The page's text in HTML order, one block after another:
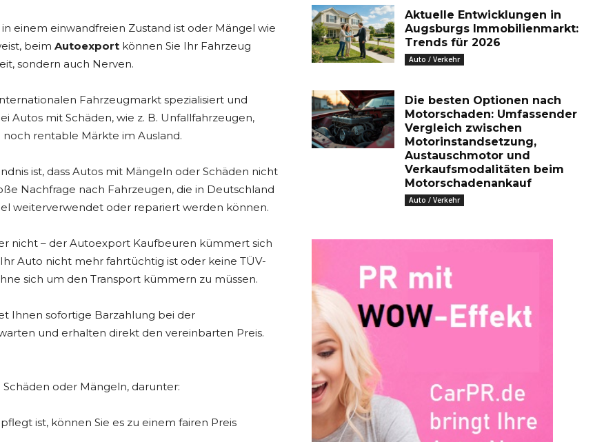
einem einwandfreien Zustand ist oder Mängel wie
beim Autoexport können Sie Ihr Fahrzeug
sondern auch Nerven.
Fahrzeugmarkt spezialisiert und
Autos mit Schäden, wie z. B. Unfallfahrzeugen,
rentable Märkte im Ausland.
ist, dass Autos mit Mängeln oder Schäden nicht
Nachfrage nach Fahrzeugen, die in Deutschland
weiterverwendet oder repariert werden können.
nicht – der Autoexport Kaufbeuren kümmert sich
Auto nicht mehr fahrtüchtig ist oder keine TÜV-
sich um den Transport kümmern zu müssen.
Ihnen sofortige Barzahlung bei der
und erhalten direkt den vereinbarten Preis.
oder Mängeln, darunter:
ist, können Sie es zu einem fairen Preis
Aktuelle Entwicklungen in
Augsburgs Immobilienmarkt:
Trends für 2026
Auto / Verkehr
Die besten Optionen nach
Motorschaden: Umfassender
Vergleich zwischen
Motorinstandsetzung,
Austauschmotor und
Verkaufsmodalitäten beim
Motorschadenankauf
Auto / Verkehr